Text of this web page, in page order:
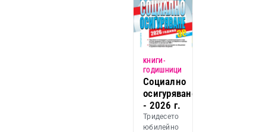
KНИГИ-
ГОДИШНИЦИ
Социално
осигуряване
- 2026 г.
Тридесето
юбилейно